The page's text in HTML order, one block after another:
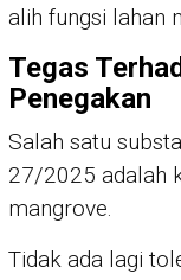
alih fungsi lahan
Tegas
Penegakan
Salah satu
27/2025 adalah
mangrove.
Tidak ada lagi